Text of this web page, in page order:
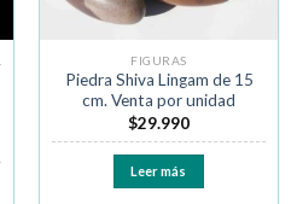
FIGURAS
Piedra Shiva Lingam de 15
cm. Venta por unidad
$29.990
Leer más